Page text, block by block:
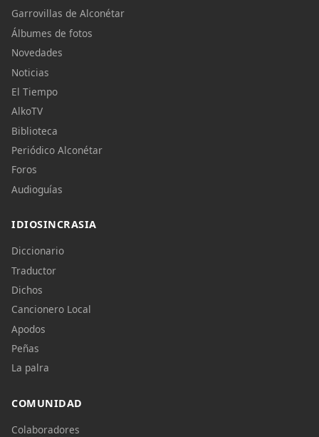
Garrovillas de Alconétar
Álbumes de fotos
Novedades
Noticias
El Tiempo
AlkoTV
Biblioteca
Periódico Alconétar
Foros
Audioguías
IDIOSINCRASIA
Diccionario
Traductor
Dichos
Cancionero Local
Apodos
Peñas
La palra
COMUNIDAD
Colaboradores